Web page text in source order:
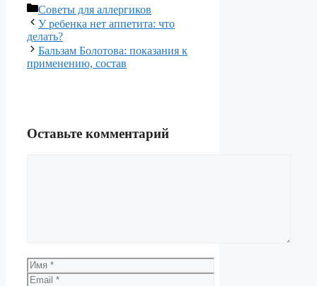
Рубрики
Советы для аллергиков
У ребенка нет аппетита: что
делать?
Бальзам Болотова: показания к
применению, состав
Оставьте комментарий
Имя
Email